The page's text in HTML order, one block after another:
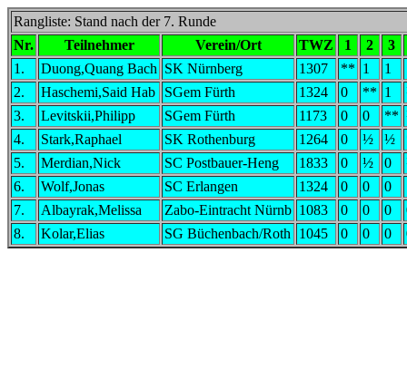
Rangliste: Stand nach der 7. Runde
Nr.
Teilnehmer Verein/Ort TWZ 1 2
3
1.
Duong,Quang Bach SK Nürnberg 1307 ** 1 1
2.
Haschemi,Said Hab SGem Fürth 1324 0 ** 1
3.
Levitskii,Philipp SGem Fürth 1173 0 0 **
4.
Stark,Raphael SK Rothenburg 1264 0 ½ ½
5.
Merdian,Nick SC Postbauer-Heng 1833 0 ½ 0
6.
Wolf,Jonas SC Erlangen 1324 0 0 0
7.
Albayrak,Melissa Zabo-Eintracht Nürnb 1083 0 0 0
8.
Kolar,Elias SG Büchenbach/Roth 1045 0 0 0